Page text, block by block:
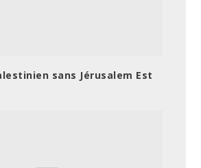
sans Jérusalem Est